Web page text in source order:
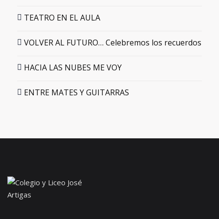
TEATRO EN EL AULA
VOLVER AL FUTURO… Celebremos los recuerdos
HACIA LAS NUBES ME VOY
ENTRE MATES Y GUITARRAS